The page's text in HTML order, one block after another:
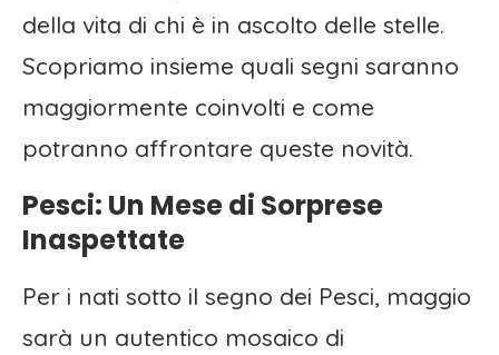
della vita di chi è in ascolto delle stelle.
Scopriamo insieme quali segni saranno
maggiormente coinvolti e come
potranno affrontare queste novità.
Pesci: Un Mese di Sorprese
Inaspettate
Per i nati sotto il segno dei Pesci, maggio
sarà un autentico mosaico di